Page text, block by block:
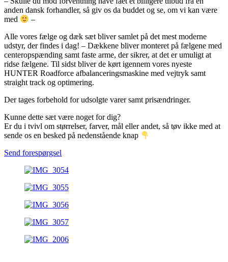
anden dansk forhandler, så giv os da buddet og se, om vi kan være
med
–
Alle vores fælge og dæk sæt bliver samlet på det mest moderne
udstyr, der findes i dag! – Dækkene bliver monteret på fælgene med
centeropspænding samt faste arme, der sikrer, at det er umuligt at
ridse fælgene. Til sidst bliver de kørt igennem vores nyeste
HUNTER Roadforce afbalanceringsmaskine med vejtryk samt
straight track og optimering.
Der tages forbehold for udsolgte varer samt prisændringer.
Kunne dette sæt være noget for dig?
Er du i tvivl om størrelser, farver, mål eller andet, så tøv ikke med at
sende os en besked på nedenstående knap
Send forespørgsel